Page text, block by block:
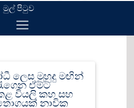
මුල් පිටුව
ලෙස මුහුදු මඟින්
ඒමට
වියලි කහ සහ
නාවික